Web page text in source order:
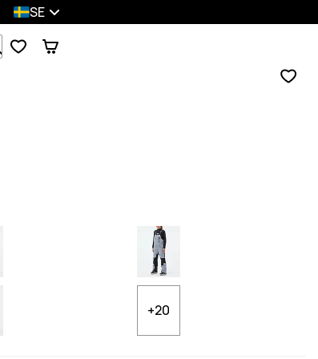
SE
Sök bland 1 000+ produkter
+20